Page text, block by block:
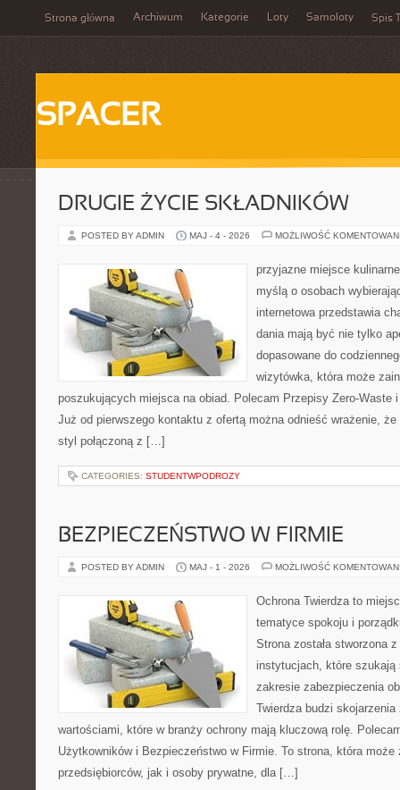
Strona główna Archiwum Kategorie Loty Samoloty Spis
SPACER
DRUGIE ŻYCIE SKŁADNIKÓW
POSTED BY ADMIN MAJ - 4 - 2026 MOŻLIWOŚĆ
przyjazne miejsce
myślą o osobach
internetowa przedstawia
dania mają być nie tylko
dopasowane do
wizytówka, która może
poszukujących miejsca na obiad. Polecam Przepisy Zero-Waste
Już od pierwszego kontaktu z ofertą można odnieść wrażenie,
styl połączoną z […]
CATEGORIES: STUDENTWPODROZY
BEZPIECZEŃSTWO W FIRMIE
POSTED BY ADMIN MAJ - 1 - 2026 MOŻLIWOŚĆ
Ochrona Twierdza to
tematyce spokoju i
Strona została stworzona
instytucjach, które szukają
zakresie zabezpieczenia
Twierdza budzi
wartościami, które w branży ochrony mają kluczową rolę.
Użytkowników i Bezpieczeństwo w Firmie. To strona, która może
przedsiębiorców, jak i osoby prywatne, dla […]